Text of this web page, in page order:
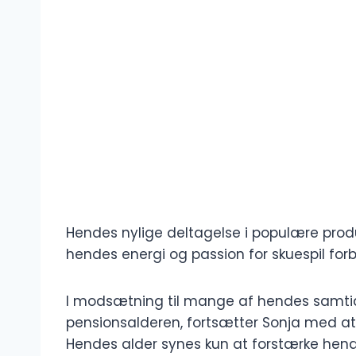
Hendes nylige deltagelse i populære
hendes energi og passion for skuespil
I modsætning til mange af hendes
pensionsalderen, fortsætter Sonja med
Hendes alder synes kun at forstærke